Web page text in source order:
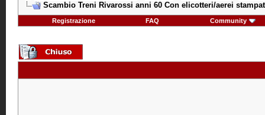
Scambio Treni Rivarossi anni 60 Con elicotteri/aerei
Registrazione FAQ Community